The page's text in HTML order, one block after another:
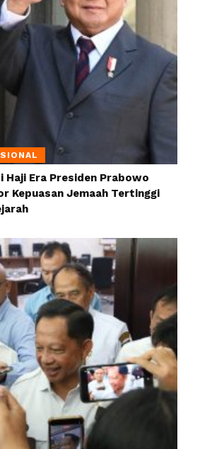
Haji Era Presiden Prabowo
Kepuasan Jemaah Tertinggi